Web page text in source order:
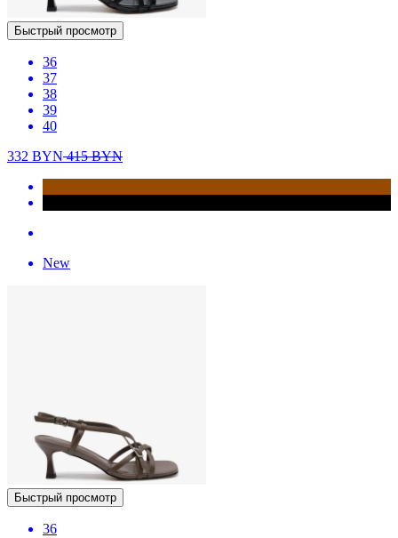
Быстрый просмотр
36
37
38
39
40
332 BYN415BYN
New
Быстрый просмотр
36